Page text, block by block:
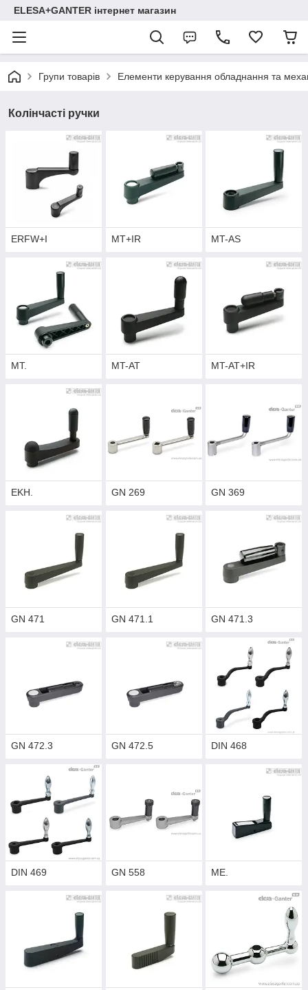
ELESA+GANTER інтернет магазин
Групи товарів Елементи керування обладнання та
Колінчасті ручки
ERFW+I MT+IR MT-AS
MT. MT-AT MT-AT+IR
EKH. GN 269 GN 369
GN 471 GN 471.1 GN 471.3
GN 472.3 GN 472.5 DIN 468
DIN 469 GN 558 ME.